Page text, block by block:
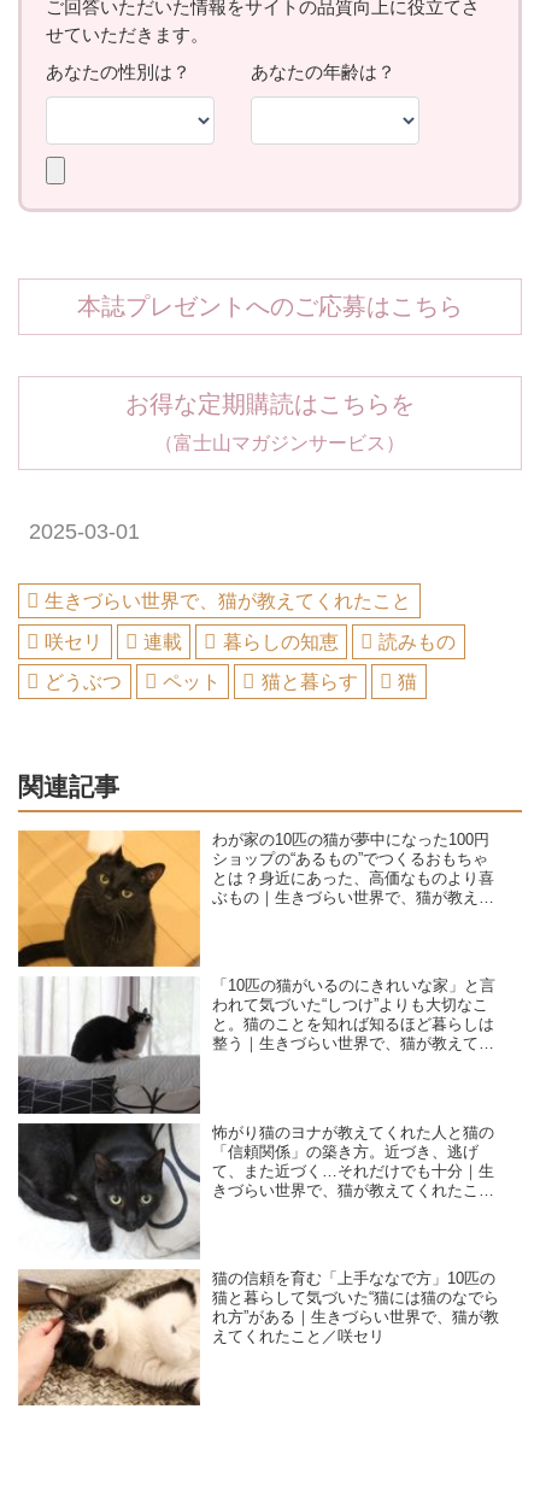
本誌プレゼントへのご応募はこちら
お得な定期購読はこちらを
（富士山マガジンサービス）
2025-03-01
生きづらい世界で、猫が教えてくれたこと
咲セリ
連載 暮らしの知恵
読みもの
どうぶつ
ペット 猫と暮らす 猫
関連記事
わが家の10匹の猫が夢中になった100円
ショップの“あるもの”でつくるおもちゃ
とは？身近にあった、高価なものより喜
ぶもの｜生きづらい世界で、猫が教えて
「10匹の猫がいるのにきれいな家」と言
われて気づいた“しつけ”よりも大切なこ
と。猫のことを知れば知るほど暮らしは
整う｜生きづらい世界で、猫が教えてく
怖がり猫のヨナが教えてくれた人と猫の
「信頼関係」の築き方。近づき、逃げ
て、また近づく…それだけでも十分｜生
きづらい世界で、猫が教えてくれたこと
猫の信頼を育む「上手ななで方」10匹の
猫と暮らして気づいた“猫には猫のなでら
れ方”がある｜生きづらい世界で、猫が教
えてくれたこと／咲セリ